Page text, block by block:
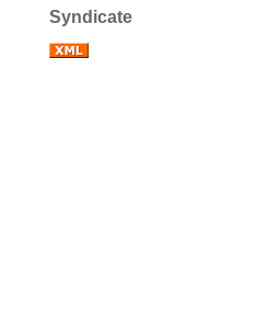
Syndicate